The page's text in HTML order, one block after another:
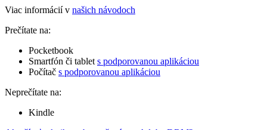
Viac informácií v našich návodoch
Prečítate na:
Pocketbook
Smartfón či tablet s podporovanou aplikáciou
Počítač s podporovanou aplikáciou
Neprečítate na:
Kindle